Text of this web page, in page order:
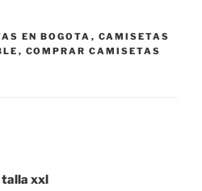
EN BOGOTA , CAMISETAS
, COMPRAR CAMISETAS
xxl